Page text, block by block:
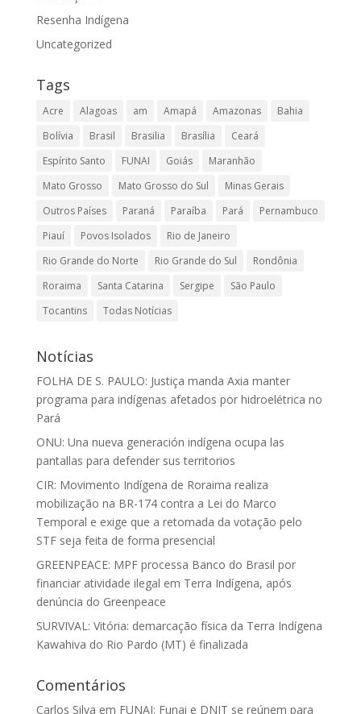
Resenha Indígena
Uncategorized
Tags
Acre Alagoas am Amapá Amazonas
Bahia
Bolívia
Brasil Brasilia Brasília
Ceará
Espírito Santo
FUNAI Goiás
Maranhão
Mato Grosso
Mato Grosso do Sul
Minas Gerais
Outros Países
Paraná Paraíba Pará
Pernambuco
Piauí
Povos Isolados
Rio de Janeiro
Rio Grande do Norte
Rio Grande do Sul
Rondônia
Roraima
Santa Catarina Sergipe
São Paulo
Tocantins
Todas Notícias
Notícias
FOLHA DE S. PAULO: Justiça manda Axia manter
programa para indígenas afetados por hidroelétrica no
Pará
ONU: Una nueva generación indígena ocupa las
pantallas para defender sus territorios
CIR: Movimento Indígena de Roraima realiza
mobilização na BR-174 contra a Lei do Marco
Temporal e exige que a retomada da votação pelo
STF seja feita de forma presencial
GREENPEACE: MPF processa Banco do Brasil por
financiar atividade ilegal em Terra Indígena, após
denúncia do Greenpeace
SURVIVAL: Vitória: demarcação física da Terra Indígena
Kawahiva do Rio Pardo (MT) é finalizada
Comentários
Carlos Silva em FUNAI: Funai e DNIT se reúnem para